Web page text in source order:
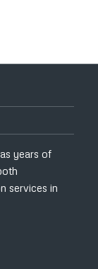
years of
services in